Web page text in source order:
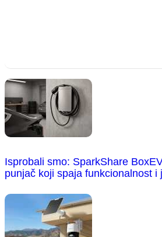
Isprobali smo: SparkShare
punjač koji spaja funkcionalnost i